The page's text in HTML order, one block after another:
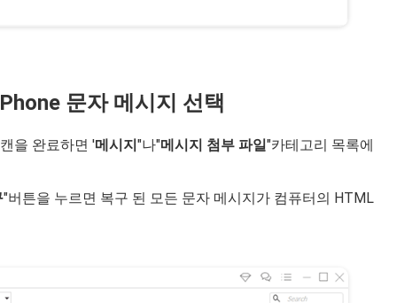
문자 메시지 선택
을 완료하면 '메시지"나"메시지 첨부 파일"카테고리 목록에
"버튼을 누르면 복구 된 모든 문자 메시지가 컴퓨터의 HTML